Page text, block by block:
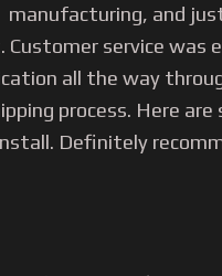
manufacturing, and
Customer service was
all the way
process. Here are
Definitely